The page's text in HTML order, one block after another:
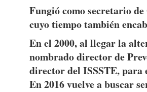
Fungió como secretario
cuyo tiempo también
En el 2000, al llegar la
nombrado director de
director del ISSSTE, para
En 2016 vuelve a buscar